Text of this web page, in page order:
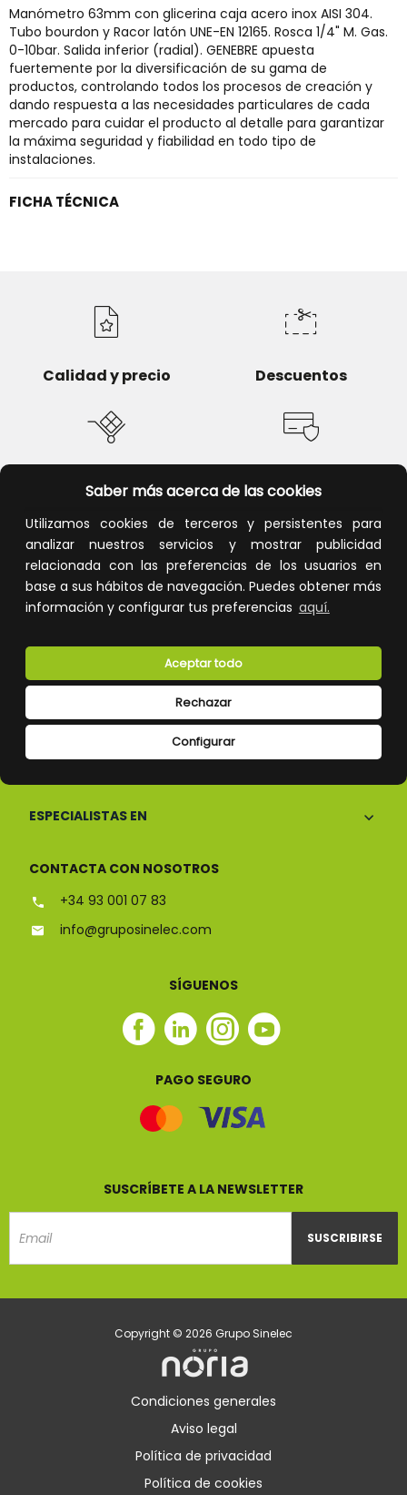
Saber más acerca de las cookies
Utilizamos cookies de terceros y persistentes para
analizar nuestros servicios y mostrar publicidad
relacionada con las preferencias de los usuarios en
base a sus hábitos de navegación. Puedes obtener más
información y configurar tus preferencias aquí.
Configurar
Rechazar
Aceptar todo
Manómetro 63mm con glicerina caja acero inox AISI 304.
Tubo bourdon y Racor latón UNE-EN 12165. Rosca 1/4" M. Gas.
0-10bar. Salida inferior (radial). GENEBRE apuesta
fuertemente por la diversificación de su gama de
productos, controlando todos los procesos de creación y
dando respuesta a las necesidades particulares de cada
mercado para cuidar el producto al detalle para garantizar
la máxima seguridad y fiabilidad en todo tipo de
instalaciones.
FICHA TÉCNICA
Calidad y precio Descuentos
Devoluciones Pago seguro
Atención al cliente
CONÓCENOS
ESPECIALISTAS EN
CONTACTA CON NOSOTROS
+34 93 001 07 83
info@gruposinelec.com
SÍGUENOS
Facebook
Linkedin
Instagram
Youtube
PAGO SEGURO
SUSCRÍBETE A LA NEWSLETTER
SUSCRIBIRSE
Copyright © 2026 Grupo Sinelec
Condiciones generales
Aviso legal
Política de privacidad
Política de cookies